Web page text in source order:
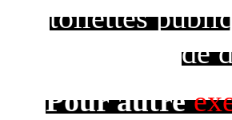
toilettes
de
Pour autre